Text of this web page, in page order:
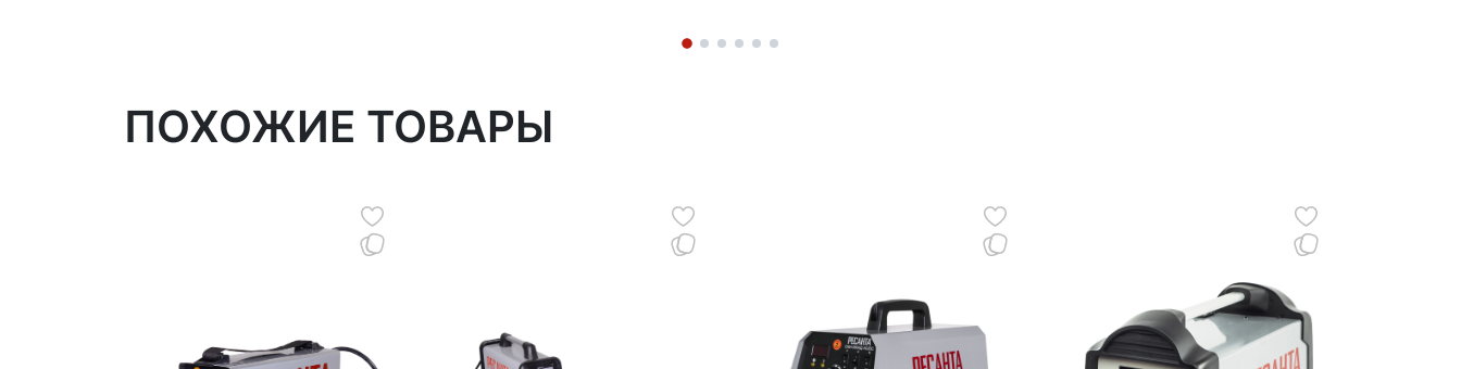
ПОХОЖИЕ ТОВАРЫ